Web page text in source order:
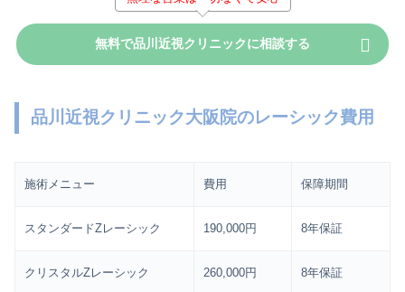
無料で品川近視クリニックに相談する
品川近視クリニック大阪院のレーシック費用
施術メニュー 費用 保障期間
スタンダードZレーシック 190,000円 8年保証
クリスタルZレーシック 260,000円 8年保証